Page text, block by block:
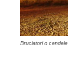
Bruciatori o candele